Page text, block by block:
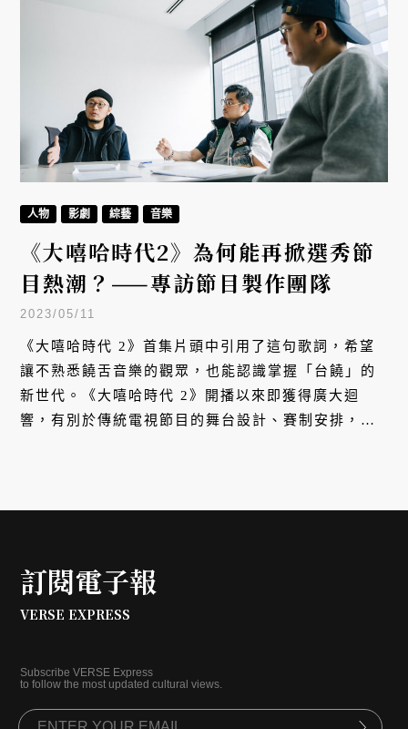
人物 影劇 綜藝 音樂
《大嘻哈時代2》為何能再掀選秀節
目熱潮？——專訪節目製作團隊
2023/05/11
《大嘻哈時代 2》首集片頭中引用了這句歌詞，希望
讓不熟悉饒舌音樂的觀眾，也能認識掌握「台饒」的
新世代。《大嘻哈時代 2》開播以來即獲得廣大迴
響，有別於傳統電視節目的舞台設計、賽制安排，樹
訂閱電子報
VERSE EXPRESS
Subscribe VERSE Express
to follow the most updated cultural views.